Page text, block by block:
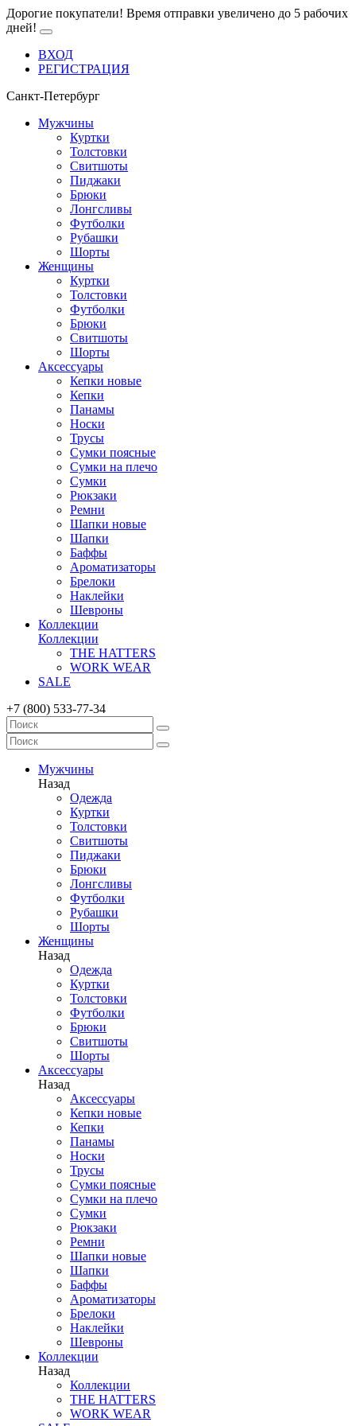
Дорогие покупатели! Время отправки увеличено до 5 рабочих
дней!
ВХОД
РЕГИСТРАЦИЯ
Санкт-Петербург
Мужчины
Куртки
Толстовки
Свитшоты
Пиджаки
Брюки
Лонгсливы
Футболки
Рубашки
Шорты
Женщины
Куртки
Толстовки
Футболки
Брюки
Свитшоты
Шорты
Аксессуары
Кепки новые
Кепки
Панамы
Носки
Трусы
Сумки поясные
Сумки на плечо
Сумки
Рюкзаки
Ремни
Шапки новые
Шапки
Баффы
Ароматизаторы
Брелоки
Наклейки
Шевроны
Коллекции
Коллекции
THE HATTERS
WORK WEAR
SALE
+7 (800) 533-77-34
Мужчины
Назад
Одежда
Куртки
Толстовки
Свитшоты
Пиджаки
Брюки
Лонгсливы
Футболки
Рубашки
Шорты
Женщины
Назад
Одежда
Куртки
Толстовки
Футболки
Брюки
Свитшоты
Шорты
Аксессуары
Назад
Аксессуары
Кепки новые
Кепки
Панамы
Носки
Трусы
Сумки поясные
Сумки на плечо
Сумки
Рюкзаки
Ремни
Шапки новые
Шапки
Баффы
Ароматизаторы
Брелоки
Наклейки
Шевроны
Коллекции
Назад
Коллекции
THE HATTERS
WORK WEAR